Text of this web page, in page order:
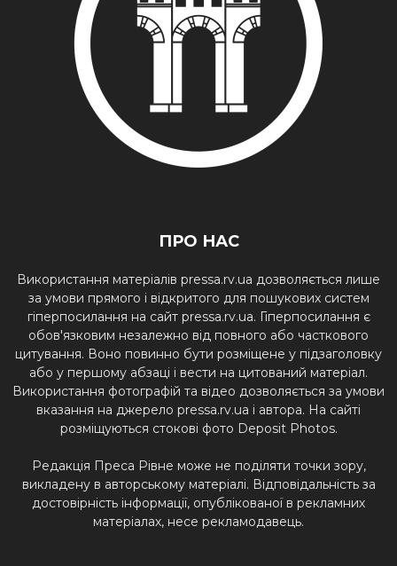
ПРО НАС
Використання матеріалів pressa.rv.ua дозволяється лише
за умови прямого і відкритого для пошукових систем
гіперпосилання на сайт pressa.rv.ua. Гіперпосилання є
обов'язковим незалежно від повного або часткового
цитування. Воно повинно бути розміщене у підзаголовку
або у першому абзаці і вести на цитований матеріал.
Використання фотографій та відео дозволяється за умови
вказання на джерело pressa.rv.ua і автора. На сайті
розміщуються стокові фото Deposit Photos.
Редакція Преса Рівне може не поділяти точки зору,
викладену в авторському матеріалі. Відповідальність за
достовірність інформації, опублікованої в рекламних
матеріалах, несе рекламодавець.